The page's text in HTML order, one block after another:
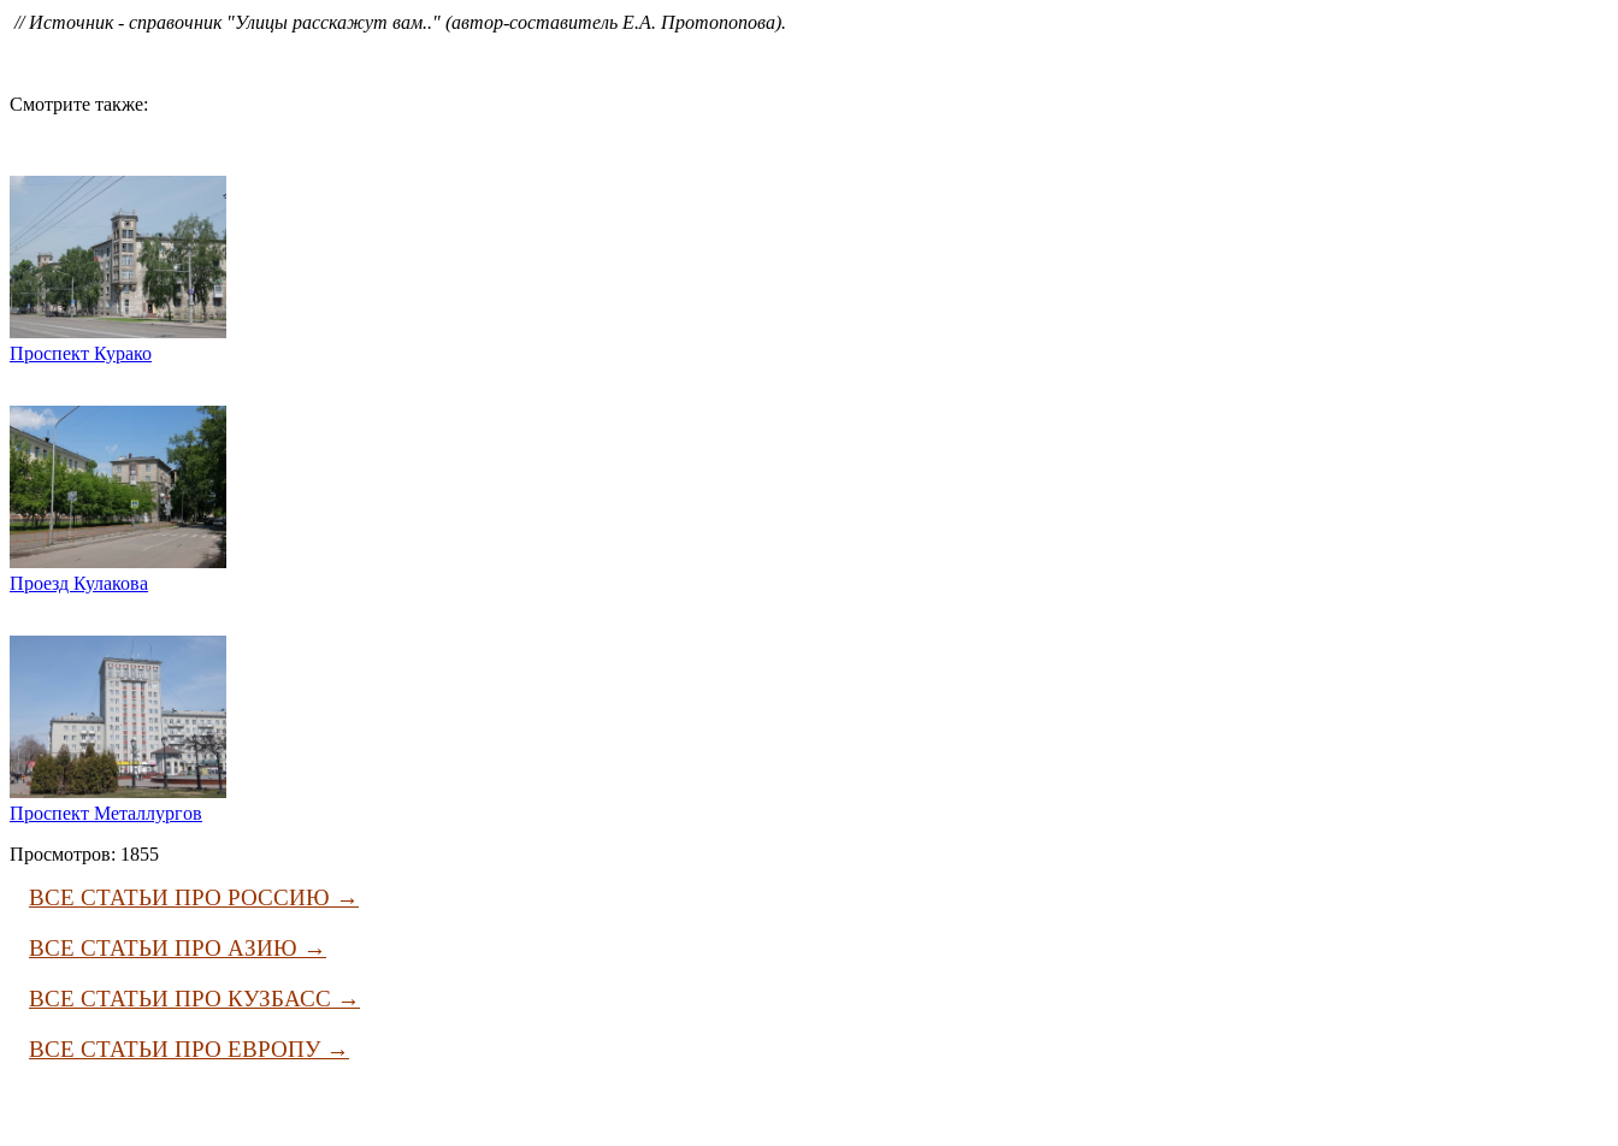
// Источник - справочник "Улицы расскажут вам.." (автор-составитель Е.А. Протопопова).
Смотрите также:
Проспект Курако
Проезд Кулакова
Проспект Металлургов
Просмотров: 1855
ВСЕ СТАТЬИ ПРО РОССИЮ →
ВСЕ СТАТЬИ ПРО АЗИЮ →
ВСЕ СТАТЬИ ПРО КУЗБАСС →
ВСЕ СТАТЬИ ПРО ЕВРОПУ →